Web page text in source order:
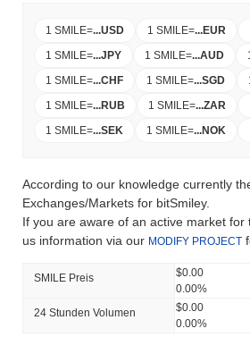
1 SMILE=...USD 1 SMILE=...EUR
1 SMILE=...JPY 1 SMILE=...AUD
1 SMILE=...CHF 1 SMILE=...SGD
1 SMILE=...RUB 1 SMILE=...ZAR
1 SMILE=...SEK 1 SMILE=...NOK
According to our knowledge currently
Exchanges/Markets for bitSmiley.
If you are aware of an active market for
us information via our MODIFY PROJECT
SMILE Preis
$0.00
0.00%
24 Stunden Volumen
$0.00
0.00%